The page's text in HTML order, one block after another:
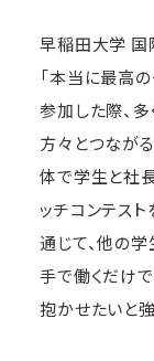
早稲田大学 国
「本当に最高
参加した際、
方々とつなが
体で学生と社
ッチコンテスト
通じて、他の
手で働くだけ
抱かせたいと強